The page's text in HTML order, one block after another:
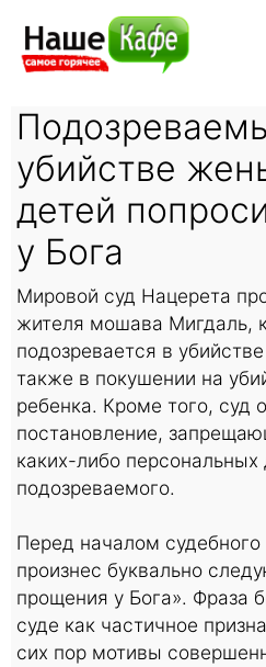
убийстве
детей
у Бога
Мировой суд Нацерета
жителя мошава Мигдаль,
подозревается в
также в покушении на
ребенка. Кроме того, суд
постановление,
каких-либо персональных
подозреваемого.
Перед началом
произнес буквально
прощения у Бога». Фраза
суде как частичное
сих пор мотивы